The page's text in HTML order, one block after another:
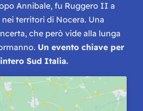
Annibale, fu Ruggero II a
territori di Nocera. Una
che però vide alla lunga
Un evento chiave per
Sud Italia.